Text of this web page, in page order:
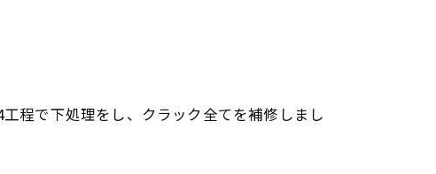
程で下処理をし、クラック全てを補修しまし